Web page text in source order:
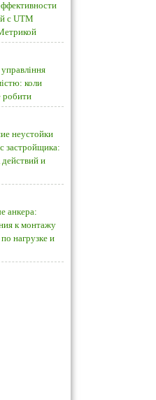
с UTM
коли
робити
неустойки
застройщика:
и
анкера:
к монтажу
нагрузке и